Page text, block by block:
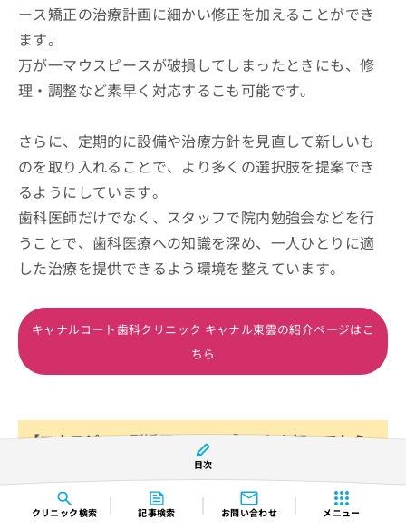
クリニック検索 記事検索 お問い合わせ メニュー
ース矯正の治療計画に細かい修正を加えることができ
ます。
万が一マウスピースが破損してしまったときにも、修
理・調整など素早く対応するこも可能です。
さらに、定期的に設備や治療方針を見直して新しいも
のを取り入れることで、より多くの選択肢を提案でき
るようにしています。
歯科医師だけでなく、スタッフで院内勉強会などを行
うことで、歯科医療への知識を深め、一人ひとりに適
した治療を提供できるよう環境を整えています。
キャナルコート歯科クリニック キャナル東雲の紹介ページはこ
ちら
【マウスピース型矯正について】これを知ってから
目次